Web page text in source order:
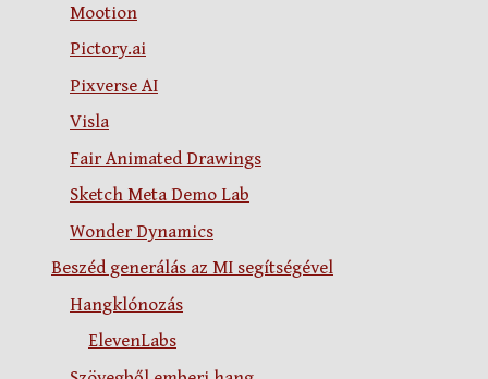
Mootion
Pictory.ai
Pixverse AI
Visla
Fair Animated Drawings
Sketch Meta Demo Lab
Wonder Dynamics
Beszéd generálás az MI segítségével
Hangklónozás
ElevenLabs